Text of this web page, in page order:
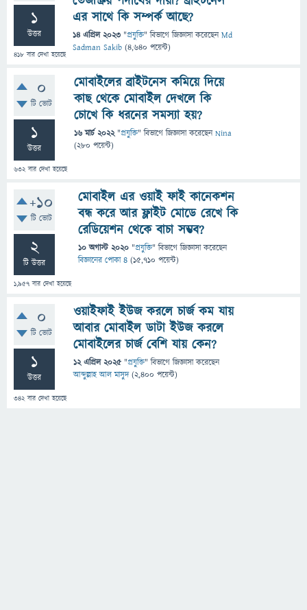
1
উত্তর
418 বার দেখা হয়েছে
এর সাথে কি সম্পর্ক আছে?
14 এপ্রিল 2023 "প্রযুক্তি" বিভাগে জিজ্ঞাসাকরেছেনMd
Sadman Sakib (4,640 পয়েন্ট)
0
টি ভোট
1
উত্তর
632বার দেখা হয়েছে
মোবাইলের ব্রাইটনেস কমিয়ে দিয়ে
কাছ থেকে মোবাইল দেখলে কি
চোখে কি ধরনের সমস্যা হয়?
16 মার্চ 2022 "প্রযুক্তি" বিভাগে জিজ্ঞাসাকরেছেনNina
(280 পয়েন্ট)
+10
টি ভোট
2
টি উত্তর
1,957 বার দেখা হয়েছে
মোবাইল এর ওয়াই ফাই কানেকশন
বন্ধ করে আর ফ্লাইট মোডে রেখে কি
রেডিয়েশন থেকে বাচা সম্ভব?
10 অগাস্ট 2020 "প্রযুক্তি" বিভাগে জিজ্ঞাসাকরেছেন
বিজ্ঞানের পোকা ৪ (15,710 পয়েন্ট)
0
টি ভোট
1
উত্তর
342বার দেখা হয়েছে
ওয়াইফাই ইউজ করলে চার্জ কম যায়
আবার মোবাইল ডাটা ইউজ করলে
মোবাইলের চার্জ বেশি যায় কেন?
12 এপ্রিল 2025 "প্রযুক্তি" বিভাগে জিজ্ঞাসাকরেছেন
আব্দুল্লাহ আল মাসুদ (2,400 পয়েন্ট)